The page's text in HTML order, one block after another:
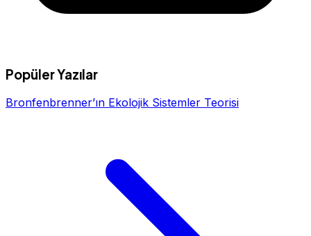
Popüler Yazılar
Bronfenbrenner’ın Ekolojik Sistemler Teorisi